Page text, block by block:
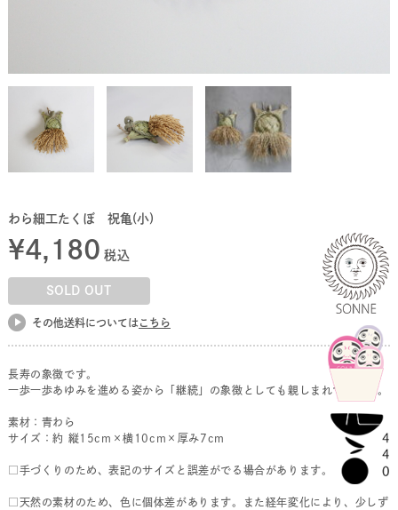
わら細工たくぼ 祝亀(小)
¥4,180 税込
SOLD OUT
その他送料については こちら
長寿の象徴です。
一歩一歩あゆみを進める姿から「継続」の象徴としても親しまれています。
素材：青わら
サイズ：約 縦15cm×横10cm×厚み7cm
□手づくりのため、表記のサイズと誤差がでる場合があります。
□天然の素材のため、色に個体差があります。また経年変化により、少しず